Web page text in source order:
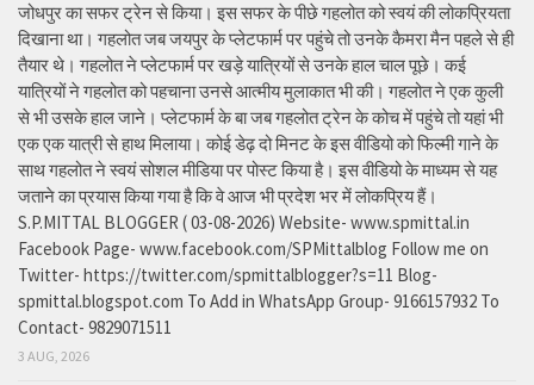
जोधपुर का सफर ट्रेन से किया। इस सफर के पीछे गहलोत को स्वयं की लोकप्रियता
दिखाना था। गहलोत जब जयपुर के प्लेटफार्म पर पहुंचे तो उनके कैमरा मैन पहले से ही
तैयार थे। गहलोत ने प्लेटफार्म पर खड़े यात्रियों से उनके हाल चाल पूछे। कई
यात्रियों ने गहलोत को पहचाना उनसे आत्मीय मुलाकात भी की। गहलोत ने एक कुली
से भी उसके हाल जाने। प्लेटफार्म के बा जब गहलोत ट्रेन के कोच में पहुंचे तो यहां भी
एक एक यात्री से हाथ मिलाया। कोई डेढ़ दो मिनट के इस वीडियो को फिल्मी गाने के
साथ गहलोत ने स्वयं सोशल मीडिया पर पोस्ट किया है। इस वीडियो के माध्यम से यह
जताने का प्रयास किया गया है कि वे आज भी प्रदेश भर में लोकप्रिय हैं।
S.P.MITTAL BLOGGER ( 03-08-2026) Website- www.spmittal.in
Facebook Page- www.facebook.com/SPMittalblog Follow me on
Twitter- https://twitter.com/spmittalblogger?s=11 Blog-
spmittal.blogspot.com To Add in WhatsApp Group- 9166157932 To
Contact- 9829071511
3 AUG, 2026